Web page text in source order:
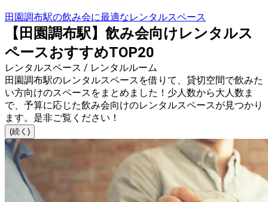
田園調布駅の飲み会に最適なレンタルスペース
【田園調布駅】飲み会向けレンタルス
ペースおすすめTOP20
レンタルスペース / レンタルルーム
田園調布駅のレンタルスペースを借りて、貸切空間で飲みた
い方向けのスペースをまとめました！少人数から大人数ま
で、予算に応じた飲み会向けのレンタルスペースが見つかり
ます。是非ご覧ください！
(続く)